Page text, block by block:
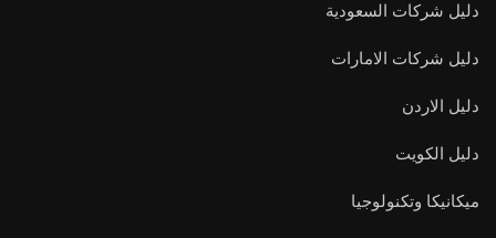
دليل شركات السعودية
دليل شركات الامارات
دليل الاردن
دليل الكويت
ميكانيكا وتكنولوجيا